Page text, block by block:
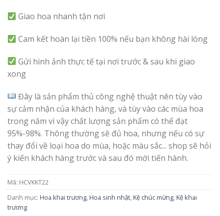
Giao hoa nhanh tận nơi
Cam kết hoàn lại tiền 100% nếu bạn không hài lòng
Gửi hình ảnh thực tế tại nơi trước & sau khi giao
xong
Đây là sản phẩm thủ công nghệ thuật nên tùy vào
sự cảm nhận của khách hàng, và tùy vào các mùa hoa
trong năm vì vậy chất lượng sản phẩm có thể đạt
95%-98%. Thông thường sẽ đủ hoa, nhưng nếu có sự
thay đổi về loại hoa do mùa, hoặc màu sắc... shop sẽ hỏi
ý kiến khách hàng trước và sau đó mới tiến hành.
Mã: HCVKKT22
Danh mục: Hoa khai trương,Hoa sinh nhật,Kệ chúc mừng,Kệ khai
trương